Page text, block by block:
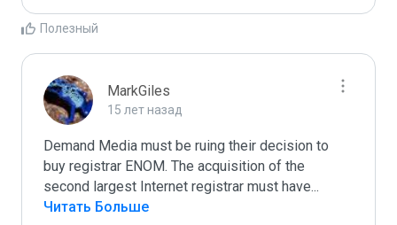
Полезный
MarkGiles
15 лет назад
Demand Media must be ruing their decision to
buy registrar ENOM. The acquisition of the
second largest Internet registrar must have...
Читать Больше